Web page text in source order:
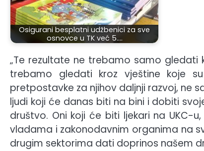
Osigurani besplatni udžbenici za sve
osnovce u TK već 5.…
„Te rezultate ne trebamo samo gledati
trebamo gledati kroz vještine koje
pretpostavke za njihov daljnji razvoj, ne
ljudi koji će danas biti na bini i dobiti
društvo. Oni koji će biti ljekari na UKC-
vladama i zakonodavnim organima na
drugim sektorima dati doprinos našem